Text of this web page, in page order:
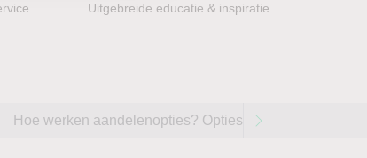
Uitgebreide educatie & inspiratie
Hoe werken aandelenopties? Opties handelen op